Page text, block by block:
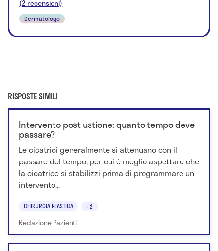
(2 recensioni)
Dermatologo
RISPOSTE SIMILI
Intervento post ustione: quanto tempo deve
passare?
Le cicatrici generalmente si attenuano con il
passare del tempo, per cui è meglio aspettare che
la cicatrice si stabilizzi prima di programmare un
intervento...
CHIRURGIA PLASTICA +2
Redazione Pazienti